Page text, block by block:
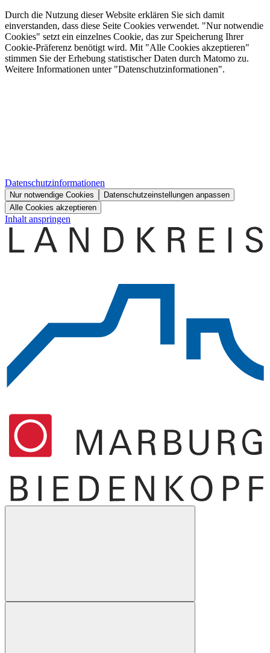
Durch die Nutzung dieser Website erklären Sie sich damit
einverstanden, dass diese Seite Cookies verwendet. "Nur notwendie
Cookies" setzt ein einzelnes Cookie, das zur Speicherung Ihrer
Cookie-Präferenz benötigt wird. Mit "Alle Cookies akzeptieren"
stimmen Sie der Erhebung statistischer Daten durch Matomo zu.
Weitere Informationen unter "Datenschutzinformationen".
Datenschutzinformationen
Nur notwendige Cookies
Datenschutzeinstellungen anpassen
Alle Cookies akzeptieren
Inhalt anspringen